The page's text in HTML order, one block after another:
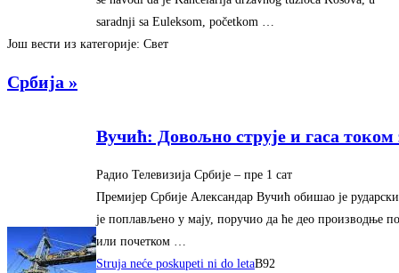
saradnji sa Euleksom, početkom …
Још вести из категорије: Свет
Србија »
Вучић: Довољно струје и гаса током
Радио Телевизија Србије – ‎пре 1 сат‎
Премијер Србије Александар Вучић обишао је
је поплављено у мају, поручио да ће део производње
или почетком …
Struja neće poskupeti ni do letaB92